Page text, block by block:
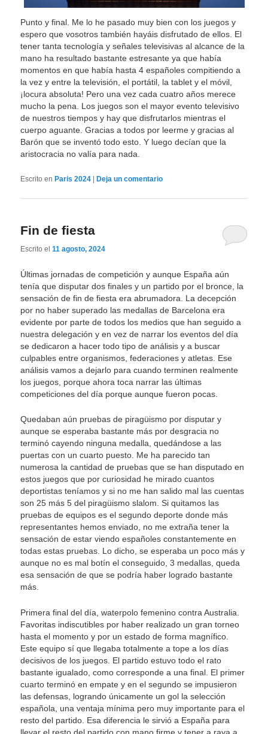
Punto y final. Me lo he pasado muy bien con los juegos y
espero que vosotros también hayáis disfrutado de ellos. El
tener tanta tecnología y señales televisivas al alcance de la
mano ha resultado bastante estresante ya que había
momentos en que había hasta 4 españoles compitiendo a
la vez y entre la televisión, el portátil, la tablet y el móvil,
¡locura absoluta! Pero una vez cada cuatro años merece
mucho la pena. Los juegos son el mayor evento televisivo
de nuestros tiempos y hay que disfrutarlos mientras el
cuerpo aguante. Gracias a todos por leerme y gracias al
Barón que se inventó todo esto. Y luego decían que la
aristocracia no valía para nada.
Escrito en Paris 2024 Deja un comentario
Fin de fiesta
Escrito el11 agosto, 2024
Últimas jornadas de competición y aunque España aún
tenía que disputar dos finales y un partido por el bronce, la
sensación de fin de fiesta era abrumadora. La decepción
por no haber superado las medallas de Barcelona era
evidente por parte de todos los medios que han seguido a
nuestra delegación y en vez de narrar los eventos del día
se dedicaron a hacer todo tipo de análisis y a buscar
culpables entre organismos, federaciones y atletas. Ese
análisis vamos a dejarlo para cuando terminen realmente
los juegos, porque ahora toca narrar las últimas
competiciones del día porque aunque fueron pocas.
Quedaban aún pruebas de piragüismo por disputar y
aunque se esperaba bastante más por desgracia no
terminó cayendo ninguna medalla, quedándose a las
puertas con un cuarto puesto. Me ha parecido tan
numerosa la cantidad de pruebas que se han disputado en
estos juegos que por curiosidad he mirado cuantos
deportistas teníamos y si no me han salido mal las cuentas
son 25 más 5 del piragüismo slalom. Si quitamos las
pruebas de equipos es el segundo deporte donde más
representantes hemos enviado, no me extraña tener la
sensación de estar viendo españoles constantemente en
todas estas pruebas. Lo dicho, se esperaba un poco más y
aunque no es mal botín el conseguido, 3 medallas, queda
esa sensación de que se podría haber logrado bastante
más.
Primera final del día, waterpolo femenino contra Australia.
Favoritas indiscutibles por haber realizado un gran torneo
hasta el momento y por un estado de forma magnífico.
Este equipo sí que llegaba totalmente a tope a los días
decisivos de los juegos. El partido estuvo todo el rato
bastante igualado, como corresponde a una final. El primer
cuarto terminó en empate y en el segundo se impusieron
las defensas, logrando únicamente un gol la selección
española, una ventaja mínima pero muy importante para el
resto del partido. Esa diferencia le sirvió a España para